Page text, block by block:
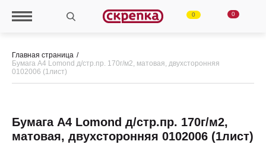
0 0
Главная страница
Бумага А4 Lomond д/стр.пр. 170г/м2, матовая, двухсторонняя
0102006 (1лист)
Бумага А4 Lomond д/стр.пр. 170г/м2,
матовая, двухсторонняя 0102006 (1лист)